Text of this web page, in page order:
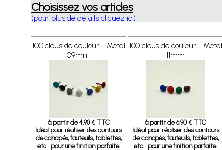
Choisissez vos articles
(pour plus de détails cliquez ici)
100 clous de couleur - Métal
09mm
à partir de 4.90 € TTC
Idéal pour réaliser des contours
de canapés, fauteuils, tablettes,
etc… pour une finition parfaite.
100 clous de couleur - Métal
11mm
à partir de 6.90 € TTC
Idéal pour réaliser des contours
de canapés, fauteuils, tablettes,
etc… pour une finition parfaite.